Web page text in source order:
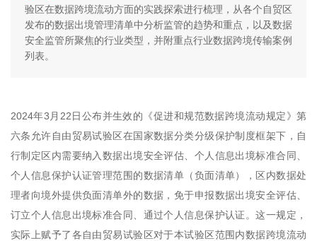
验区在数据跨境流动方面的实践探索进行梳理，从各个自贸区
发布的数据出境管理清单中分析监管的趋势和重点，以及数据
安全监管所聚焦的行业类型，并附重点行业数据跨境传输案例
列表。
2024年3月22日公布并生效的《促进和规范数据跨境流动规定》第
六条允许自由贸易试验区在国家数据分类分级保护制度框架下，自
行制定区内需要纳入数据出境安全评估、个人信息出境标准合同、
个人信息保护认证管理范围的数据清单（负面清单），区内数据处
理者向境外提供负面清单外的数据，免于申报数据出境安全评估、
订立个人信息出境标准合同、通过个人信息保护认证。这一规定，
实际上赋予了各自由贸易试验区对于本试验区范围内数据跨境流动